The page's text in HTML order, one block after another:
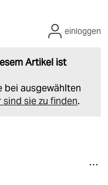
Artikel ist
bei ausgewählten
sind sie zu finden.
einloggen